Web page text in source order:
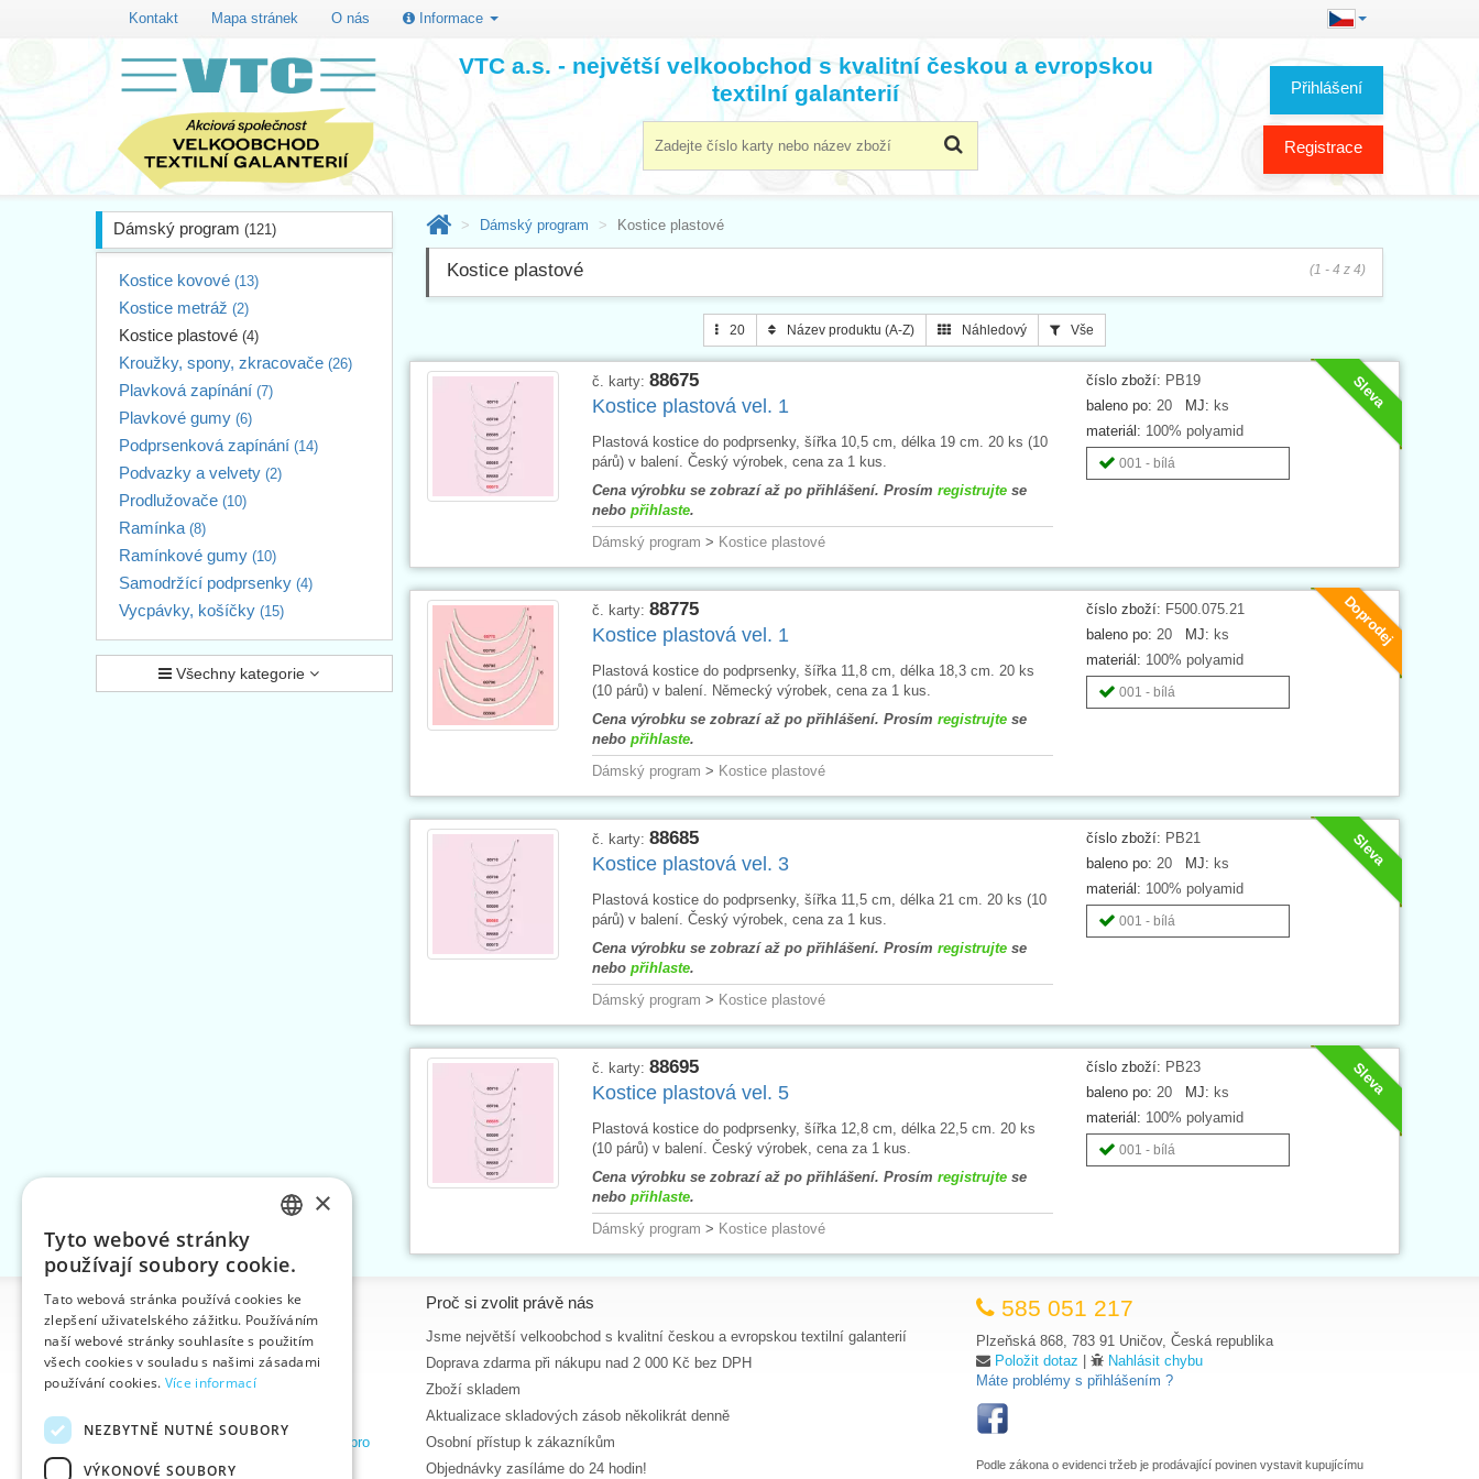
Kontakt Mapa stránek O nás Informace
Přihlášení
Registrace
VTC a.s. - největší velkoobchod s kvalitní českou a evropskou
textilní galanterií
Dámský program (121)
Kostice kovové (13)
Kostice metráž (2)
Kostice plastové (4)
Kroužky, spony, zkracovače (26)
Plavková zapínání (7)
Plavkové gumy (6)
Podprsenková zapínání (14)
Podvazky a velvety (2)
Prodlužovače (10)
Ramínka (8)
Ramínkové gumy (10)
Samodržící podprsenky (4)
Vycpávky, košíčky (15)
Všechny kategorie
Dámský program Kostice plastové
Kostice plastové (1 - 4 z 4)
20 Název produktu (A-Z) Náhledový Vše
Sleva
číslo zboží: PB19
baleno po: 20 MJ: ks
materiál: 100% polyamid
001 - bílá
č. karty: 88675
Kostice plastová vel. 1
Plastová kostice do podprsenky, šířka 10,5 cm, délka 19 cm. 20 ks (10
párů) v balení. Český výrobek, cena za 1 kus.
Cena výrobku se zobrazí až po přihlášení. Prosím registrujtese
nebo přihlaste.
Dámský program > Kostice plastové
Doprodej
číslo zboží: F500.075.21
baleno po: 20 MJ: ks
materiál: 100% polyamid
001 - bílá
č. karty: 88775
Kostice plastová vel. 1
Plastová kostice do podprsenky, šířka 11,8 cm, délka 18,3 cm. 20 ks
(10 párů) v balení. Německý výrobek, cena za 1 kus.
Cena výrobku se zobrazí až po přihlášení. Prosím registrujtese
nebo přihlaste.
Dámský program > Kostice plastové
Sleva
číslo zboží: PB21
baleno po: 20 MJ: ks
materiál: 100% polyamid
001 - bílá
č. karty: 88685
Kostice plastová vel. 3
Plastová kostice do podprsenky, šířka 11,5 cm, délka 21 cm. 20 ks (10
párů) v balení. Český výrobek, cena za 1 kus.
Cena výrobku se zobrazí až po přihlášení. Prosím registrujtese
nebo přihlaste.
Dámský program > Kostice plastové
Sleva
číslo zboží: PB23
baleno po: 20 MJ: ks
materiál: 100% polyamid
001 - bílá
č. karty: 88695
Kostice plastová vel. 5
Plastová kostice do podprsenky, šířka 12,8 cm, délka 22,5 cm. 20 ks
(10 párů) v balení. Český výrobek, cena za 1 kus.
Cena výrobku se zobrazí až po přihlášení. Prosím registrujtese
nebo přihlaste.
Dámský program > Kostice plastové
Informace
Úvodní strana
Kontakt
Mapa stránek
Obchodní podmínky e-shopu VTC, a.s. pro
zákazníky z České republiky
Proč si zvolit právě nás
Jsme největší velkoobchod s kvalitní českou a evropskou textilní galanterií
Doprava zdarma při nákupu nad 2 000 Kč bez DPH
Zboží skladem
Aktualizace skladových zásob několikrát denně
Osobní přístup k zákazníkům
Objednávky zasíláme do 24 hodin!
585 051 217
Plzeňská 868, 783 91 Uničov, Česká republika
Položit dotaz |
Nahlásit chybu
Máte problémy s přihlášením ?
Podle zákona o evidenci tržeb je prodávající povinen vystavit kupujícímu
ENGLISH
GERMAN
×
Tyto webové stránky
používají soubory cookie.
Tato webová stránka používá cookies ke
zlepšení uživatelského zážitku. Používáním
naší webové stránky souhlasíte s použitím
všech cookies v souladu s našimi zásadami
používání cookies. Více informací
NEZBYTNĚ NUTNÉ SOUBORY
VÝKONOVÉ SOUBORY